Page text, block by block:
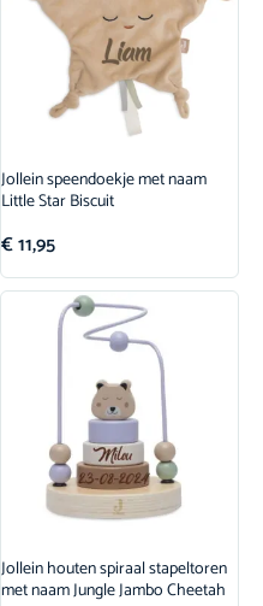
Jollein speendoekje met naam
Little Star Biscuit
€11,95
Jollein houten spiraal stapeltoren
met naam Jungle Jambo Cheetah